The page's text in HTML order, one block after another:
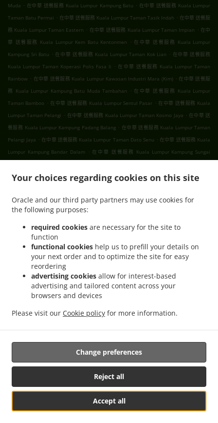
Your choices regarding cookies on this site
Oracle and our third party partners may use cookies for
the following purposes:
required cookies are necessary for the site to
function
functional cookies help us to prefill your details on
your next order and to optimize the site for easy
reordering
advertising cookies allow for interest-based
advertising and tailored content across your
browsers and devices
Please visit our Cookie policy for more information.
Accept all
Reject all
Change preferences
Muda . 在中華 送餐服務 Kuala Lumpur Kampung Batu . 在中華 送餐服務 Kuala Lumpur
Taman Batu Permai . 在中華 送餐服務 Kuala Lumpur Taman Tasik Indah . 在中華 送餐服
務 Kuala Lumpur Taman Eastern . 在中華 送餐服務 Kuala Lumpur Taman Impian . 在中
華 送餐服務 Kuala Lumpur Kem Batu Kentonmen
. 在中華 送餐服務 Kuala Lumpur
Kampung Sri Batu . 在中華 送餐服務 Kuala Lumpur Taman Kok Lian . 在中華 送餐服務
Kuala Lumpur Taman Koperasi Polis Fasa Ii . 在中華 送餐服務 Kuala Lumpur Taman
Rainbow . 在中華 送餐服務 Kuala Lumpur Kawasan Industri Mara (Kim) . 在中華 送餐服
務 Kuala Lumpur Kampung Batu Muda Tambahan
. 在中華 送餐服務 Kuala Lumpur
Taman Bamboo . 在中華 送餐服務 Kuala Lumpur Sentul Pasar . 在中華 送餐服務 Kuala
Lumpur Taman Pelangi . 在中華 送餐服務 Kuala Lumpur Taman Kosmo Jaya . 在中華 送
餐服務 Kuala Lumpur Kampung Padang Balang . 在中華 送餐服務 Kuala Lumpur Taman
Pelangi Jaya . 在中華 送餐服務 Kuala Lumpur Taman Dato Senu . 在中華 送餐服務 Kuala
Lumpur Kampung Bandar Dalam
. 在中華 送餐服務 Kuala Lumpur Kampung Sungai
Gombak . 在中華 送餐服務 Kuala Lumpur . 在中華 送餐服務 吉隆坡 甲洞 . 在中華 送餐服務
在中華 送餐服務 吉隆坡 白沙罗高原 . 在中華 送餐服務 吉隆坡 甲洞中央花园 . 在中華 送餐
服務 吉隆坡 国联花园 . 在中華 送餐服務 吉隆坡 彩虹花园
在中華 送餐服務 吉隆坡
在中華 送餐服務 Bukit Kerinchi
在中華 送餐服務 Puchong
Bandar Puchong Jaya
餐服務 Puchong . 在中華 送餐服務 蒲种 . 在中華 送餐服務 Sungai Buloh Taman Industri
Sungai Buloh
. 在中華 送餐服務 Sungai Buloh .
在中華 送餐服務 Batu Caves Sri Utara
在中華 送餐服務 Batu Caves Taman Wahyu
在中華 送餐服務 Batu Caves
Taman Industri Spring Crest Batu Caves . 在中華 送餐服務 Batu Caves Taman Koperasi
在中華 送餐服務 Batu Caves Taman Koperasi Polis Fasa Ii
Caves Taman Koperasi Polis Fasa I
在中華 送餐服務 Batu Caves Taman Melewar